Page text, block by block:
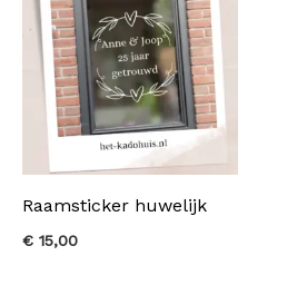
Raamsticker huwelijk
€ 15,00